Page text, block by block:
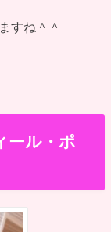
すね＾＾
ール・ポ